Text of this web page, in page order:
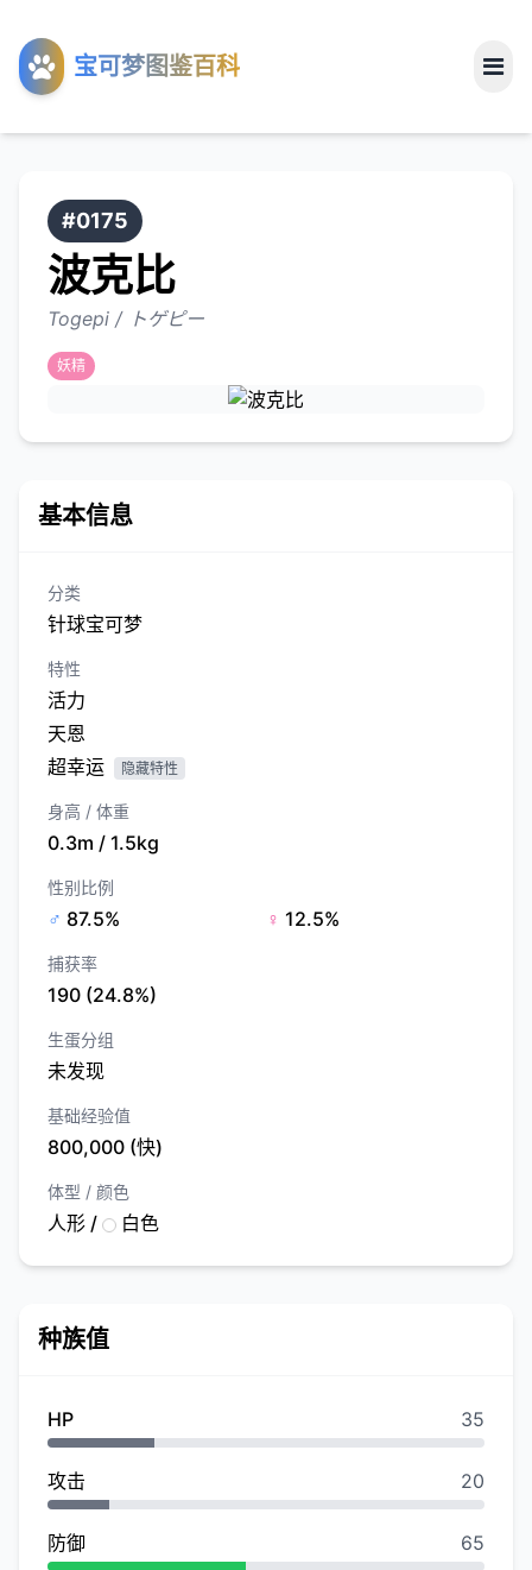
宝可梦图鉴百科
工具
关于
#0175
波克比
Togepi / トゲピー
妖精
基本信息
分类
针球宝可梦
特性
活力
天恩
超幸运
隐藏特性
身高 / 体重
0.3m / 1.5kg
性别比例
♂ 87.5% ♀ 12.5%
捕获率
190 (24.8%)
生蛋分组
未发现
基础经验值
800,000 (快)
体型 / 颜色
人形 / 白色
种族值
HP 35
攻击 20
防御 65